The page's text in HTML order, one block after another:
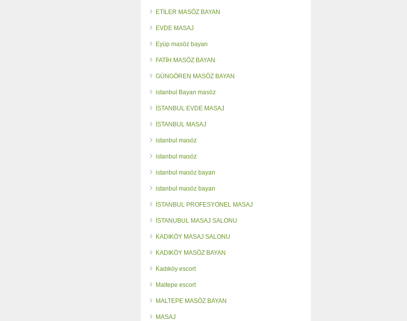
ETİLER MASÖZ BAYAN
EVDE MASAJ
Eyüp masöz bayan
FATİH MASÖZ BAYAN
GÜNGÖREN MASÖZ BAYAN
istanbul Bayan masöz
İSTANBUL EVDE MASAJ
İSTANBUL MASAJ
istanbul masöz
istanbul masöz
istanbul masöz bayan
istanbul masöz bayan
İSTANBUL PROFESYONEL MASAJ
İSTANUBUL MASAJ SALONU
KADIKÖY MASAJ SALONU
KADIKÖY MASÖZ BAYAN
Kadıköy escort
Maltepe escort
MALTEPE MASÖZ BAYAN
MASAJ